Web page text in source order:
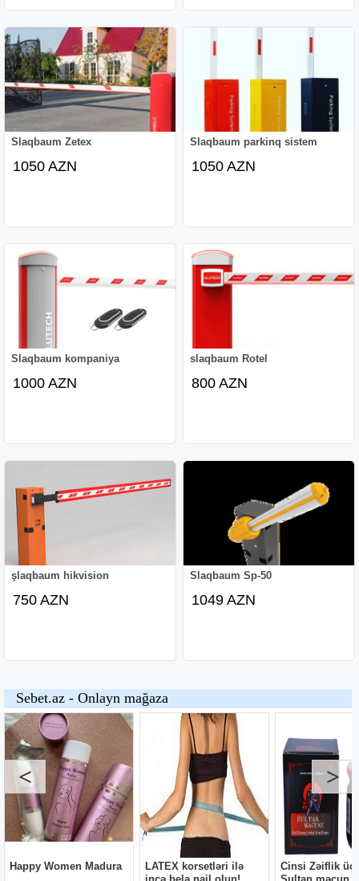
Slaqbaum Zetex
1050 AZN
Slaqbaum parkinq sistem
1050 AZN
Slaqbaum kompaniya
1000 AZN
slaqbaum Rotel
800 AZN
şlaqbaum hikvision
750 AZN
Slaqbaum Sp-50
1049 AZN